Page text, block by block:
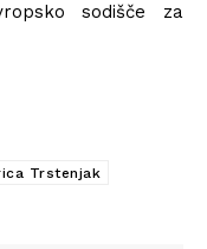
sodišče za
Trstenjak